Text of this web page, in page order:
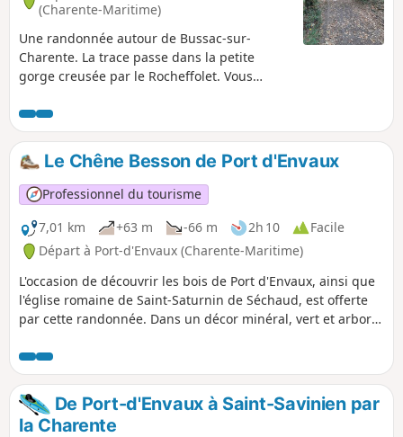
(Charente-Maritime)
Une randonnée autour de Bussac-sur-
Charente. La trace passe dans la petite
gorge creusée par le Rocheffolet. Vous
à vent.
Le Chêne Besson de Port d'Envaux
Professionnel du tourisme
7,01 km
+63 m -66 m 2h 10
Facile
Départ à Port-d'Envaux (Charente-Maritime)
L'occasion de découvrir les bois de Port d'Envaux, ainsi que
l'église romaine de Saint-Saturnin de Séchaud, est offerte
par cette randonnée. Dans un décor minéral, vert et arboré,
De Port-d'Envaux à Saint-Savinien par
la Charente